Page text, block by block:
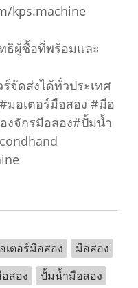
kps.machine
ธิผู้ซื้อที่พร้อมและ
จัดส่งได้ทั่วประเทศ
มอเตอร์มือสอง #มือ
งจักรมือสอง#ปั้มน้ำ
เตอร์มือสอง
มือสอง
สอง
ปั้มน้ำมือสอง